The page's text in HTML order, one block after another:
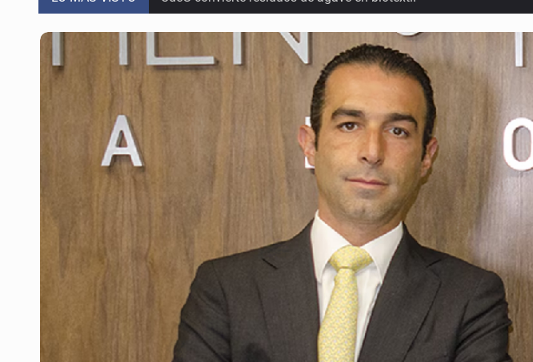
Quinto Patio
Se recuperan ya de ciclosporiasis
SCJN ordena al Congreso de Jalisco eliminar la adopción simple
Fiscalía exhuma 126 cuerpos de 32 fosas
Al archivo la mitad de quejas contra el Siapa
Ya hay solicitud de audiencia de imputación en caso Eli Castro
Vecinos acusan retiro de árboles; Ijalvi niega tala
Buscan mantener tradiciones con Feria Corazón de Artesano
Cae en Zapopan prófugo estadounidense buscado por Interpol